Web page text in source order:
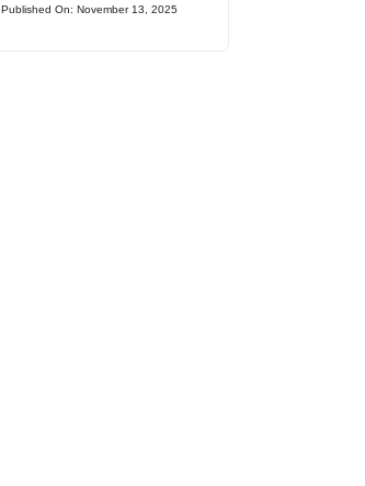
Published On: November 13, 2025